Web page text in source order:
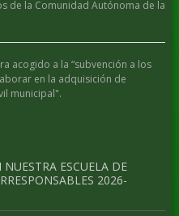
de la Comunidad Autónoma de la
acogido a la “subvención a los
en la adquisición de
municipal".
ESCUELA DE
2026-